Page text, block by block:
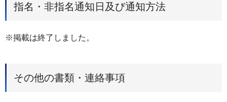
指名・非指名通知日及び通知方法
※掲載は終了しました。
その他の書類・連絡事項